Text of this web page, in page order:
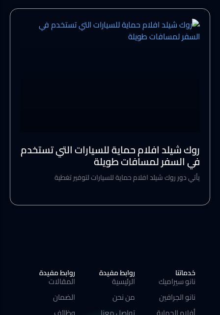
روك شيلد افلام حماية للسيارات التي تستخدم
في السفر لمسافات طويلة
يأتي دور روك شيلد افلام حماية للسيارات لتوفير تغطية
خدماتنا
نانو سيراميك
نانو الجرافين
روابط مفيدة
الرئيسية
من نحن
روابط مفيدة
المقالات
الضمان